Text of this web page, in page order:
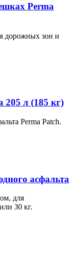
Perma
дорожных зон и
205 л (185 кг)
Perma Patch.
асфальта
для
30 кг.